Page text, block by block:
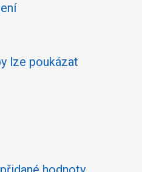
lze poukázat